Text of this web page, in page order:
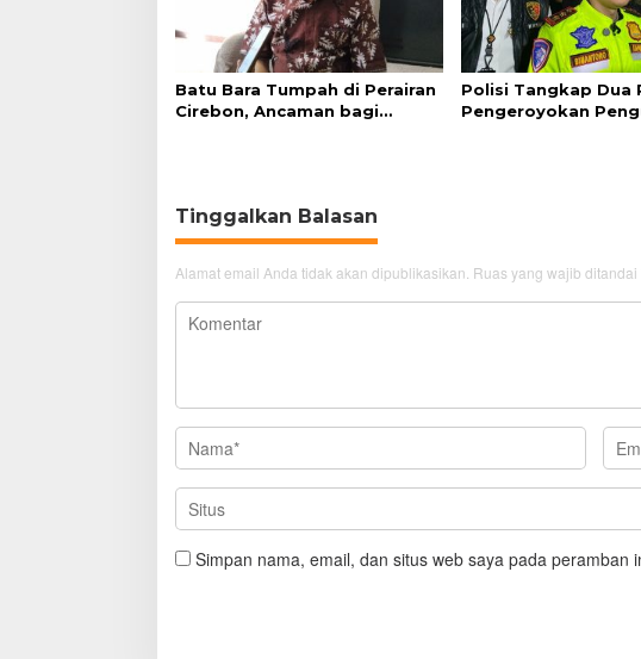
Batu Bara Tumpah di Perairan
Cirebon, Ancaman bagi
Polisi Tangkap Dua
Pengeroyokan
Tinggalkan Balasan
Alamat email Anda tidak akan dipublikasikan. Ruas yang wajib ditandai
Simpan nama, email, dan situs web saya pada peramban